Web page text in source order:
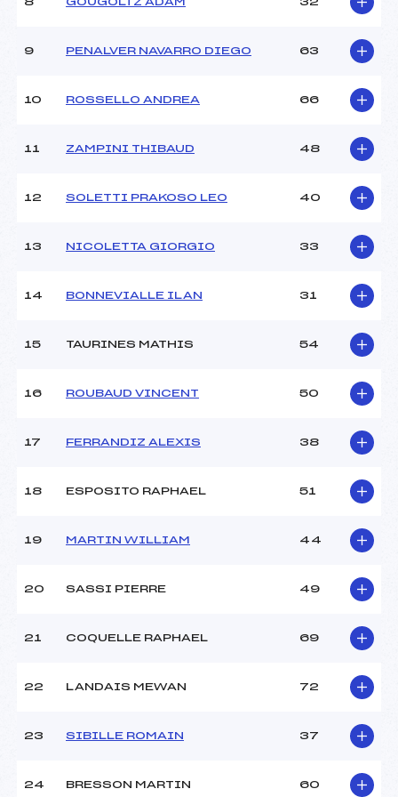
Neige :
45
12h00
Ouvreurs A :
AST (CA)
Température départ :
120.7900
Catégorie :
U16
8 GOUGOLTZ ADAM 32
9 PENALVER NAVARRO DIEGO 63
10 ROSSELLO ANDREA 66
11 ZAMPINI THIBAUD 48
12 SOLETTI PRAKOSO LEO 40
13 NICOLETTA GIORGIO 33
14 BONNEVIALLE ILAN 31
15 TAURINES MATHIS 54
16 ROUBAUD VINCENT 50
17 FERRANDIZ ALEXIS 38
18 ESPOSITO RAPHAEL 51
19 MARTIN WILLIAM 44
20 SASSI PIERRE 49
21 COQUELLE RAPHAEL 69
22 LANDAIS MEWAN 72
23 SIBILLE ROMAIN 37
24 BRESSON MARTIN 60